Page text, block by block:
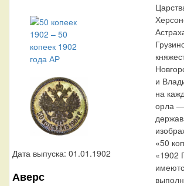
Дата выпуска: 01.01.1902
Аверс
и
на
орла —
«50
«1902